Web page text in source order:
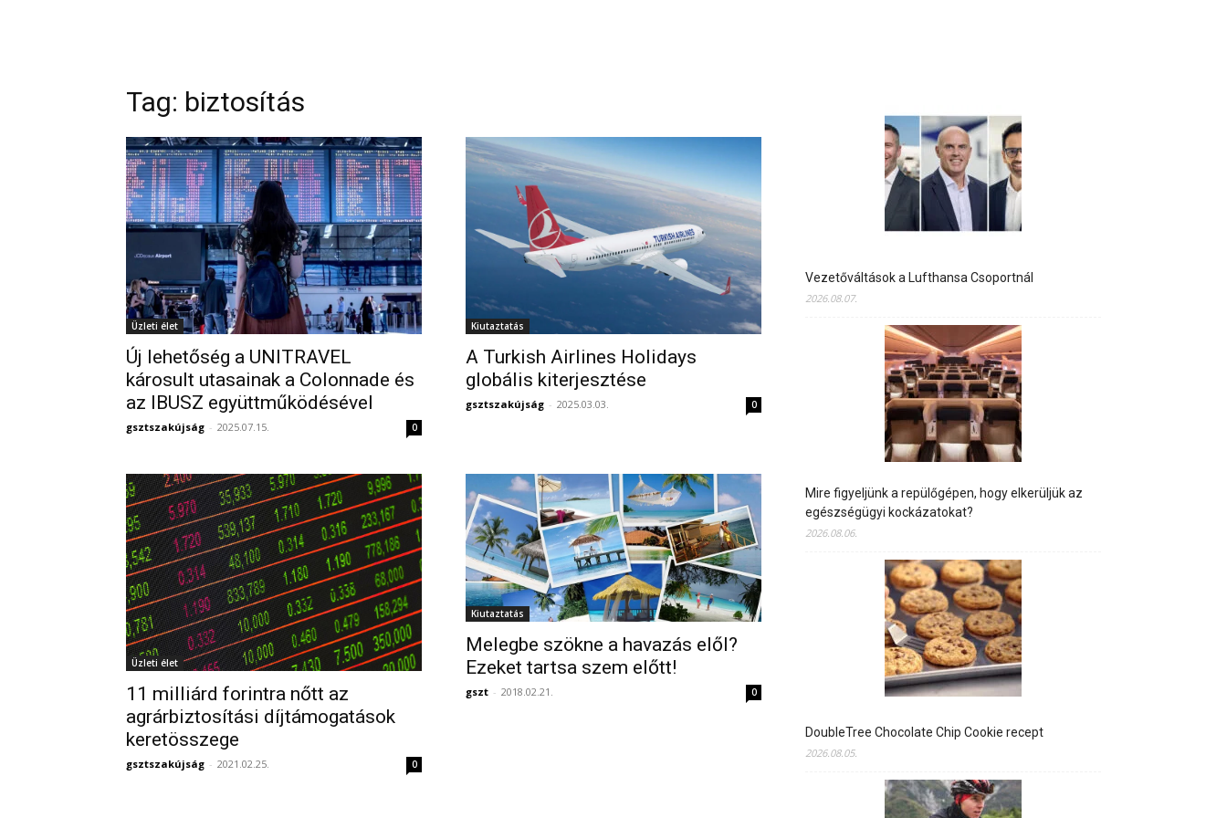
Tag: biztosítás
Üzleti élet
Új lehetőség a UNITRAVEL
károsult utasainak a Colonnade és
az IBUSZ együttműködésével
gsztszakújság - 2025.07.15. 0
Kiutaztatás
A Turkish Airlines Holidays
globális kiterjesztése
gsztszakújság - 2025.03.03. 0
Üzleti élet
11 milliárd forintra nőtt az
agrárbiztosítási díjtámogatások
keretösszege
gsztszakújság - 2021.02.25. 0
Kiutaztatás
Melegbe szökne a havazás elől?
Ezeket tartsa szem előtt!
gszt - 2018.02.21. 0
Vezetőváltások a Lufthansa Csoportnál
2026.08.07.
Mire figyeljünk a repülőgépen, hogy elkerüljük az
egészségügyi kockázatokat?
2026.08.06.
DoubleTree Chocolate Chip Cookie recept
2026.08.05.